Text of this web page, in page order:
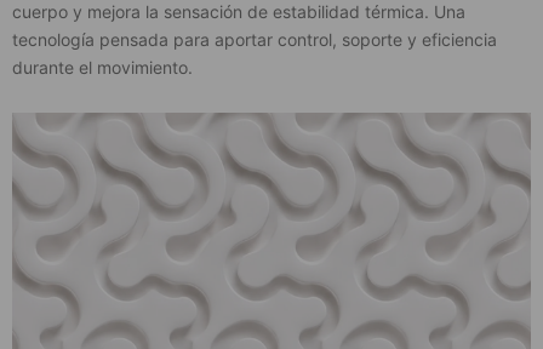
cuerpo y mejora la sensación de estabilidad térmica. Una
tecnología pensada para aportar control, soporte y eficiencia
durante el movimiento.